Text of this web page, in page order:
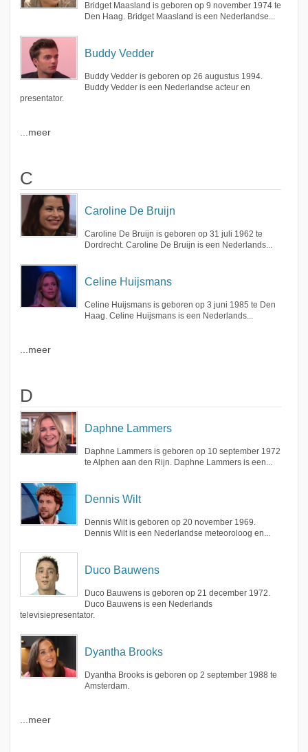
Bridget Maasland is geboren op 9 november 1974 te
Den Haag. Bridget Maasland is een Nederlandse...
Buddy Vedder
Buddy Vedder is geboren op 26 augustus 1994.
Buddy Vedder is een Nederlandse acteur en
presentator.
...meer
C
Caroline De Bruijn
Caroline De Bruijn is geboren op 31 juli 1962 te
Dordrecht. Caroline De Bruijn is een Nederlands...
Celine Huijsmans
Celine Huijsmans is geboren op 3 juni 1985 te Den
Haag. Celine Huijsmans is een Nederlands...
...meer
D
Daphne Lammers
Daphne Lammers is geboren op 10 september 1972
te Alphen aan den Rijn. Daphne Lammers is een...
Dennis Wilt
Dennis Wilt is geboren op 20 november 1969.
Dennis Wilt is een Nederlandse meteoroloog en...
Duco Bauwens
Duco Bauwens is geboren op 21 december 1972.
Duco Bauwens is een Nederlands
televisiepresentator.
Dyantha Brooks
Dyantha Brooks is geboren op 2 september 1988 te
Amsterdam.
...meer